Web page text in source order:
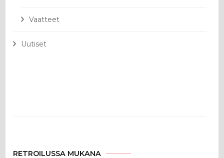
Vaatteet
Uutiset
RETROILUSSA MUKANA